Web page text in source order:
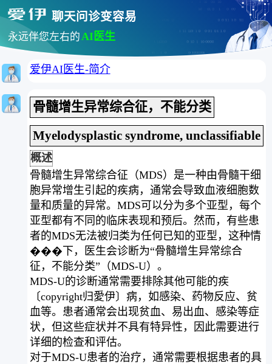
聊天问诊变容易
永远伴您左右的AI医生
爱伊AI医生-简介
骨髓增生异常综合征，不能分类
Myelodysplastic syndrome, unclassifiable
概述
骨髓增生异常综合征（MDS）是一种由骨髓干细
胞异常增生引起的疾病，通常会导致血液细胞数
量和质量的异常。MDS可以分为多个亚型，每个
亚型都有不同的临床表现和预后。然而，有些患
者的MDS无法被归类为任何已知的亚型，这种情
���下，医生会诊断为“骨髓增生异常综合
征，不能分类”（MDS-U）。
MDS-U的诊断通常需要排除其他可能的疾
〔copyright归愛伊〕病，如感染、药物反应、贫
血等。患者通常会出现贫血、易出血、感染等症
状，但这些症状并不具有特异性，因此需要进行
详细的检查和评估。
对于MDS-U患者的治疗，通常需要根据患者的具